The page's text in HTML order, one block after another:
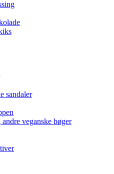
sandaler
veganske bøger